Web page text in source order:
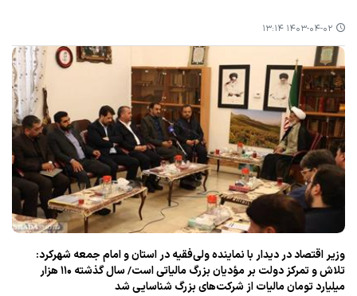
۱۴۰۳-۰۴-۰۲ ۱۳:۱۴
وزیر اقتصاد در دیدار با نماینده ولی‌فقیه در استان و امام جمعه شهركرد:
تلاش و تمركز دولت بر مؤدیان بزرگ مالیاتی است/ سال گذشته ۱۱۰ هزار
میلیارد تومان مالیات از شركت‌های بزرگ شناسایی شد